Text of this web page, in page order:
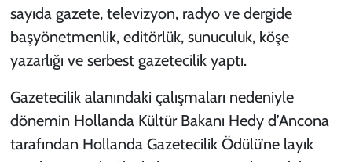
sayıda gazete, televizyon, radyo ve dergide
başyönetmenlik, editörlük, sunuculuk, köşe
yazarlığı ve serbest gazetecilik yaptı.
Gazetecilik alanındaki çalışmaları nedeniyle
dönemin Hollanda Kültür Bakanı Hedy d’Ancona
tarafından Hollanda Gazetecilik Ödülü’ne layık